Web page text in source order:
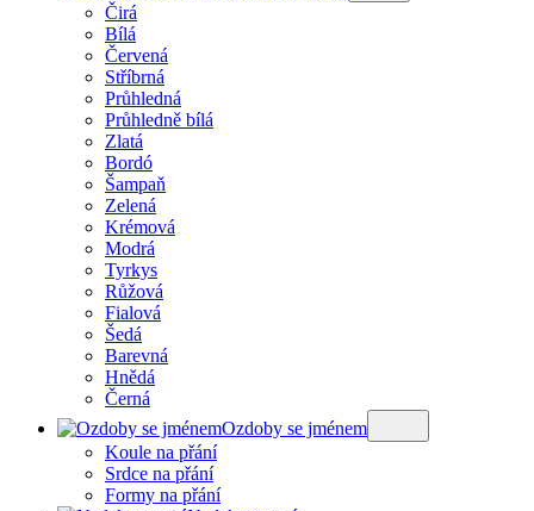
Čirá
Bílá
Červená
Stříbrná
Průhledná
Průhledně bílá
Zlatá
Bordó
Šampaň
Zelená
Krémová
Modrá
Tyrkys
Růžová
Fialová
Šedá
Barevná
Hnědá
Černá
Ozdoby se jménem
Koule na přání
Srdce na přání
Formy na přání